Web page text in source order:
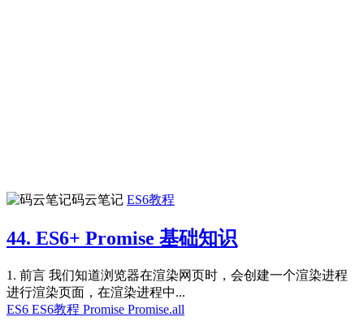
码云笔记 ES6教程
44. ES6+ Promise 基础知识
1. 前言 我们知道浏览器在渲染网页时，会创建一个渲染进程
进行渲染页面，在渲染进程中...
ES6 ES6教程 Promise Promise.all